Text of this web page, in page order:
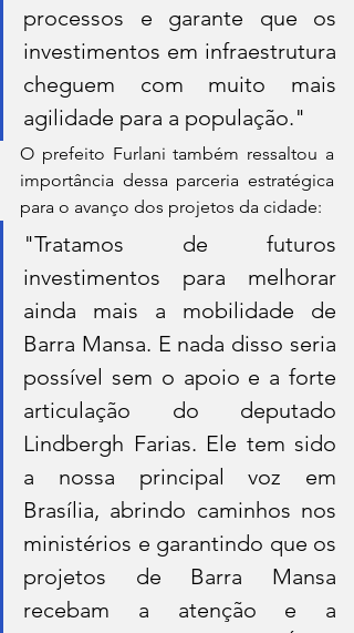
processos e garante que os
investimentos em infraestrutura
cheguem com muito mais
agilidade para a população."
O prefeito Furlani também ressaltou a
importância dessa parceria estratégica
para o avanço dos projetos da cidade:
"Tratamos de futuros
investimentos para melhorar
ainda mais a mobilidade de
Barra Mansa. E nada disso seria
possível sem o apoio e a forte
articulação do deputado
Lindbergh Farias. Ele tem sido
a nossa principal voz em
Brasília, abrindo caminhos nos
ministérios e garantindo que os
projetos de Barra Mansa
recebam a atenção e a